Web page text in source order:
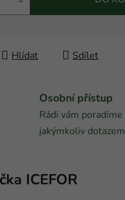
Hlídat Sdílet
Osobní přístup
Rádi vám poradíme
jakýmkoliv dotazem
ICEFOR